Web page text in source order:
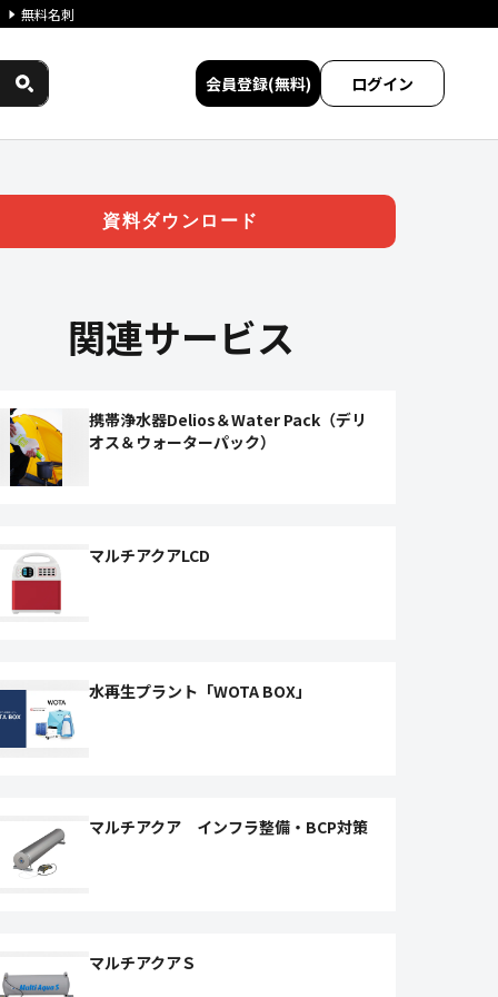
無料名刺
会員登録(無料) ログイン
資料ダウンロード
関連サービス
携帯浄水器Delios＆Water Pack（デリ
オス＆ウォーターパック）
マルチアクアLCD
水再生プラント「WOTA BOX」
マルチアクア インフラ整備・BCP対策
マルチアクアＳ